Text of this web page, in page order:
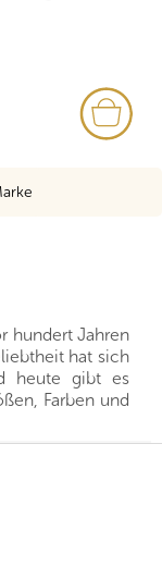
hundert Jahren
hat sich
heute gibt es
Farben und
keinen großen